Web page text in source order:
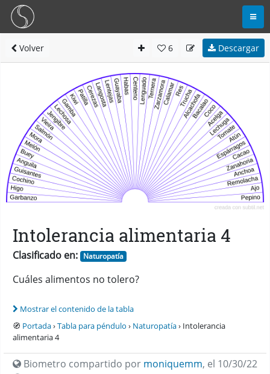
Volver 6 Descargar
Intolerancia alimentaria 4
Clasificado en: Naturopatía
Cuáles alimentos no tolero?
Mostrar el contenido de la tabla
🧭 Portada›Tabla para péndulo › Naturopatía› Intolerancia
alimentaria 4
Biometro compartido por moniquemm, el 10/30/22